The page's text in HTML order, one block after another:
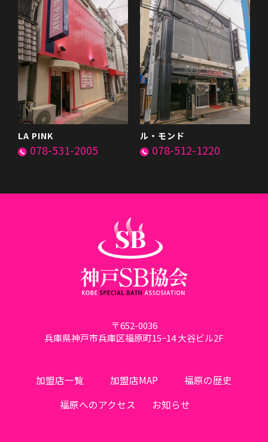
LA PINK
078-531-2005
ル・モンド
078-512-1220
〒652-0036
兵庫県神戸市兵庫区福原町15−14 大谷ビル2F
加盟店一覧 加盟店MAP
福原の歴史
福原へのアクセス
お知らせ